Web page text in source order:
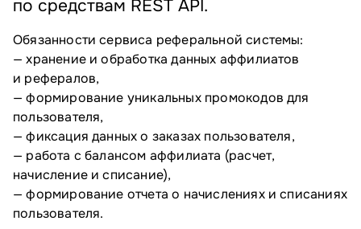
по средствам REST API.
Обязанности сервиса реферальной системы:
— хранение и обработка данных аффилиатов
и рефералов,
— формирование уникальных промокодов для
пользователя,
— фиксация данных о заказах пользователя,
— работа с балансом аффилиата (расчет,
начисление и списание),
— формирование отчета о начислениях и списаниях
пользователя.